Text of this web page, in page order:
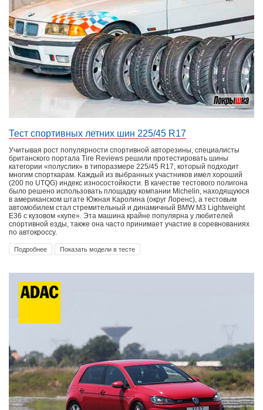
Тест спортивных летних шин 225/45 R17
Учитывая рост популярности спортивной авторезины, специалисты
британского портала Tire Reviews решили протестировать шины
категории «полуслик» в типоразмере 225/45 R17, который подходит
многим спорткарам. Каждый из выбранных участников имел хороший
(200 по UTQG) индекс износостойкости. В качестве тестового полигона
было решено использовать площадку компании Michelin, находящуюся
в американском штате Южная Каролина (округ Лоренс), а тестовым
автомобилем стал стремительный и динамичный BMW M3 Lightweight
E36 с кузовом «купе». Эта машина крайне популярна у любителей
спортивной езды, также она часто принимает участие в соревнованиях
по автокроссу.
Подробнее Показать модели в тесте